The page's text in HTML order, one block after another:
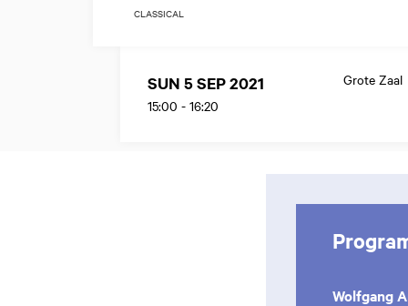
CLASSICAL
SUN 5 SEP 2021
15:00 - 16:20
Grote Zaal
Wolfgang